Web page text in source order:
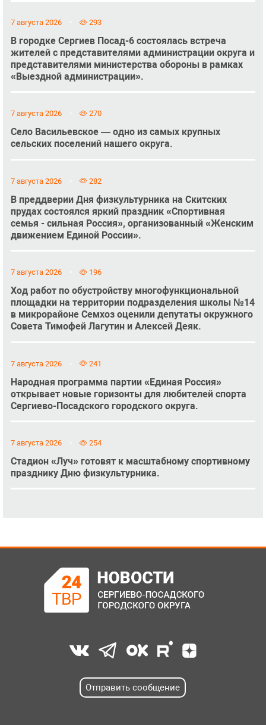
7 августа 2026 293
В городке Сергиев Посад-6 состоялась встреча
жителей с представителями администрации округа и
представителями министерства обороны в рамках
«Выездной администрации».
7 августа 2026 270
Село Васильевское — одно из самых крупных
сельских поселений нашего округа.
7 августа 2026 282
В преддверии Дня физкультурника на Скитских
прудах состоялся яркий праздник «Спортивная
семья - сильная Россия», организованный «Женским
движением Единой России».
7 августа 2026 196
Ход работ по обустройству многофункциональной
площадки на территории подразделения школы №14
в микрорайоне Семхоз оценили депутаты окружного
Совета Тимофей Лагутин и Алексей Деяк.
7 августа 2026 241
Народная программа партии «Единая Россия»
открывает новые горизонты для любителей спорта
Сергиево-Посадского городского округа.
7 августа 2026 254
Стадион «Луч» готовят к масштабному спортивному
празднику Дню физкультурника.
Отправить сообщение